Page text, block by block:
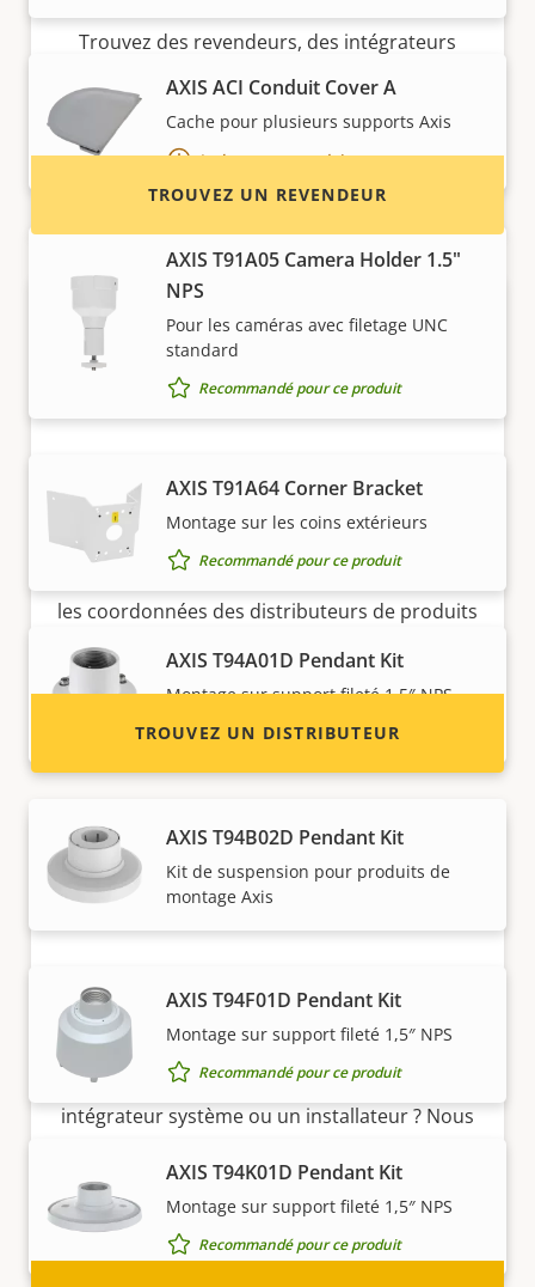
AXIS ACI Conduit Cover A
Cache pour plusieurs supports Axis
Inclus avec ce produit
AXIS T91A05 Camera Holder 1.5"
NPS
Pour les caméras avec filetage UNC
standard
Recommandé pour ce produit
AXIS T91A64 Corner Bracket
Montage sur les coins extérieurs
Recommandé pour ce produit
AXIS T94A01D Pendant Kit
Montage sur support fileté 1,5″ NPS
Recommandé pour ce produit
AXIS T94B02D Pendant Kit
Kit de suspension pour produits de
montage Axis
AXIS T94F01D Pendant Kit
Montage sur support fileté 1,5″ NPS
Recommandé pour ce produit
AXIS T94K01D Pendant Kit
Montage sur support fileté 1,5″ NPS
Recommandé pour ce produit
Trouvez des revendeurs, des intégrateurs
système et des installateurs de produits et de
TROUVEZ UN REVENDEUR
Vous voulez vendre des produits
Axis ?
les coordonnées des distributeurs de produits
TROUVEZ UN DISTRIBUTEUR
Devenez un partenaire
Vous êtes un revendeur, un distributeur, un
intégrateur système ou un installateur ? Nous
les pays du monde. Découvrez comment en
devenir un !